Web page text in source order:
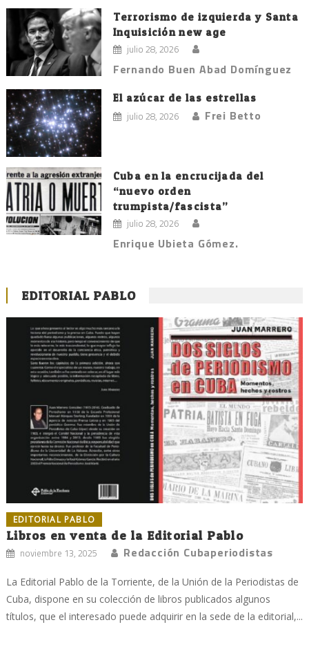
Terrorismo de izquierda y Santa
Inquisición new age
julio 28, 2026
Fernando Buen Abad Domínguez
El azúcar de las estrellas
julio 28, 2026 Frei Betto
Cuba en la encrucijada del
“nuevo orden
trumpista/fascista”
julio 28, 2026
Enrique Ubieta Gómez.
EDITORIAL PABLO
EDITORIAL PABLO
Libros en venta de la Editorial Pablo
noviembre 13, 2025 Redacción Cubaperiodistas
La Editorial Pablo de la Torriente, de la Unión de la Periodistas de
Cuba, dispone en su colección de libros publicados algunos
títulos, que el interesado puede adquirir en la sede de la editorial,...